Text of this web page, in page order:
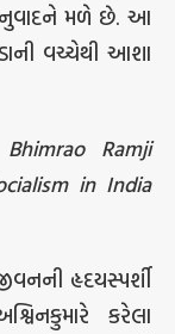
મળે છે. આ
વચ્ચેથી આશા
Bhimrao Ramji
in India
હૃદયસ્પર્શી
કરેલા